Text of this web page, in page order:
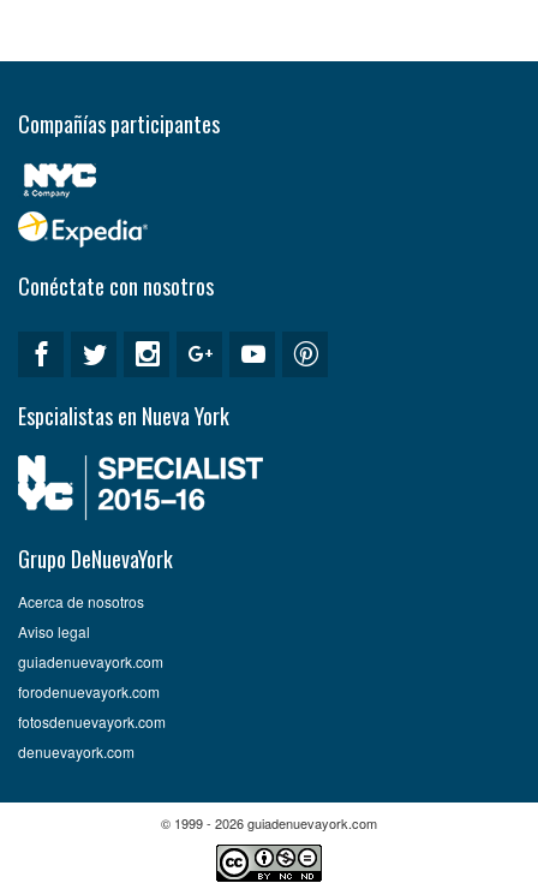
Compañías participantes
Conéctate con nosotros
Espcialistas en Nueva York
Grupo DeNuevaYork
Acerca de nosotros
Aviso legal
guiadenuevayork.com
forodenuevayork.com
fotosdenuevayork.com
denuevayork.com
© 1999 - 2026 guiadenuevayork.com